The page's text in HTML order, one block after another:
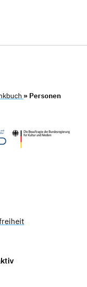
» Personen